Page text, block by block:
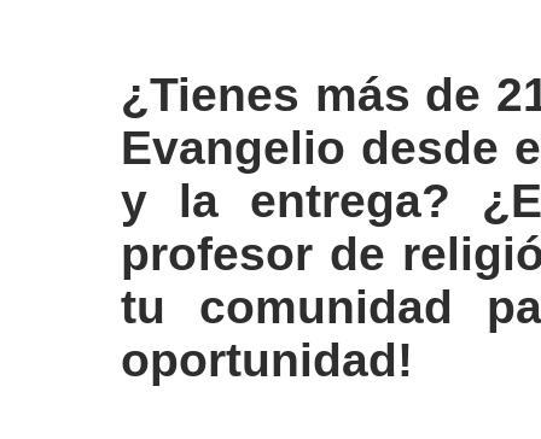
¿Tienes más de
Evangelio desde
y la entrega?
profesor de
tu comunidad
oportunidad!